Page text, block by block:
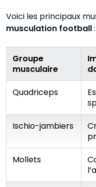
Voici les principaux
musculation football:
Groupe
musculaire
Quadriceps
Ischio-jambiers
Mollets